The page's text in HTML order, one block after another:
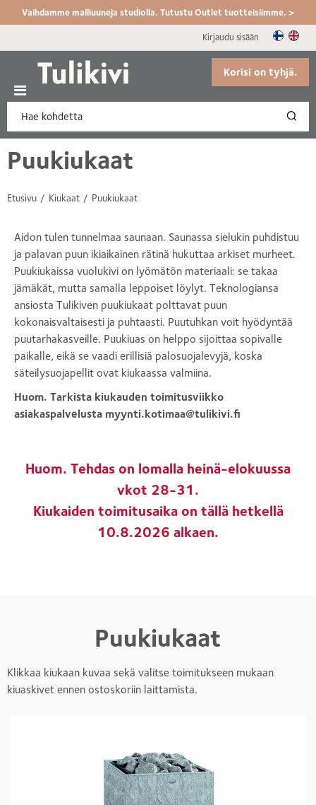
Vaihdamme malliuuneja studiolla. Tutustu Outlet tuotteisiimme. >
Kirjaudu sisään
Korisi on tyhjä.
Etusivu Kiukaat Puukiukaat
Puukiukaat
Aidon tulen tunnelmaa saunaan. Saunassa sielukin puhdistuu
ja palavan puun ikiaikainen rätinä hukuttaa arkiset murheet.
Puukiukaissa vuolukivi on lyömätön materiaali: se takaa
jämäkät, mutta samalla leppoiset löylyt. Teknologiansa
ansiosta Tulikiven puukiukaat polttavat puun
kokonaisvaltaisesti ja puhtaasti. Puutuhkan voit hyödyntää
puutarhakasveille. Puukiuas on helppo sijoittaa sopivalle
paikalle, eikä se vaadi erillisiä palosuojalevyjä, koska
säteilysuojapellit ovat kiukaassa valmiina.
Huom. Tarkista kiukauden toimitusviikko
asiakaspalvelusta myynti.kotimaa@tulikivi.fi
Huom. Tehdas on lomalla heinä-elokuussa
vkot 28-31.
Kiukaiden toimitusaika on tällä hetkellä
10.8.2026 alkaen.
Puukiukaat
Klikkaa kiukaan kuvaa sekä valitse toimitukseen mukaan
kiuaskivet ennen ostoskoriin laittamista.